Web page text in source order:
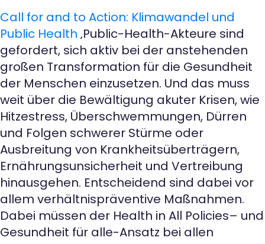
Call for and to Action: Klimawandel und
Public Health ‚Public-Health-Akteure sind
gefordert, sich aktiv bei der anstehenden
großen Transformation für die Gesundheit
der Menschen einzusetzen. Und das muss
weit über die Bewältigung akuter Krisen, wie
Hitzestress, Überschwemmungen, Dürren
und Folgen schwerer Stürme oder
Ausbreitung von Krankheitsüberträgern,
Ernährungsunsicherheit und Vertreibung
hinausgehen. Entscheidend sind dabei vor
allem verhältnispräventive Maßnahmen.
Dabei müssen der Health in All Policies– und
Gesundheit für alle-Ansatz bei allen